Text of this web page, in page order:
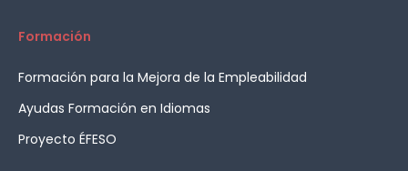
Formación
Formación para la Mejora de la Empleabilidad
Ayudas Formación en Idiomas
Proyecto ÉFESO